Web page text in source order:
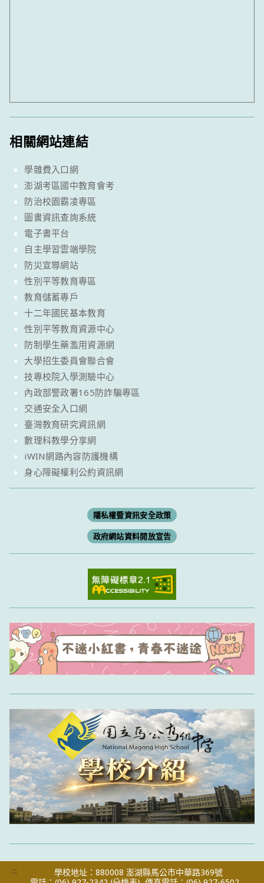
相關網站連結
學雜費入口網
澎湖考區國中教育會考
防治校園霸凌專區
圖書資訊查詢系統
電子書平台
自主學習雲端學院
防災宣導網站
性別平等教育專區
教育儲蓄專戶
十二年國民基本教育
性別平等教育資源中心
防制學生藥濫用資源網
大學招生委員會聯合會
技專校院入學測驗中心
內政部警政署165防詐騙專區
交通安全入口網
臺灣教育研究資訊網
數理科教學分享網
iWIN網路內容防護機構
身心障礙權利公約資訊網
隱私權暨資訊安全政策
政府網站資料開放宣告
:::
學校地址：880008 澎湖縣馬公市中華路369號